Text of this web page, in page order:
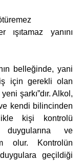
yanını
belleğinde, yani
için gerekli olan
şarkı”dır. Alkol,
kendi bilincinden
kişi kontrolü
duygularına ve
olur. Kontrolün
geçildiği